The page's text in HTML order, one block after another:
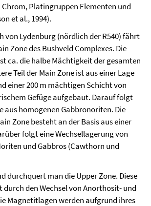
Platingruppen Elementen und
et al., 1994).
von Lydenburg (nördlich der R540) fährt
Zone des Bushveld Complexes. Die
ca. die halbe Mächtigkeit der gesamten
Teil der Main Zone ist aus einer Lage
einer 200 m mächtigen Schicht von
Gefüge aufgebaut. Darauf folgt
aus homogenen Gabbronoriten. Die
Zone besteht an der Basis aus einer
folgt eine Wechsellagerung von
und Gabbros (Cawthorn und
durchquert man die Upper Zone. Diese
den Wechsel von Anorthosit- und
Magnetitlagen werden aufgrund ihres